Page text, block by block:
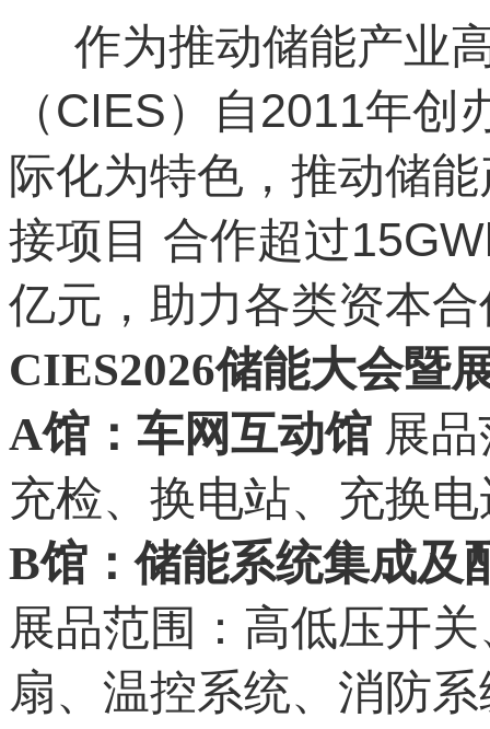
作为推动储能产业
（CIES）自2011年
际化为特色，推动储
接项目 合作超过
亿元，助力各类资本
CIES2026储能大会暨
A馆：车网互动馆 展
充检、换电站、充换
B馆：储能系统集成及
展品范围：高低压开
扇、温控系统、消防